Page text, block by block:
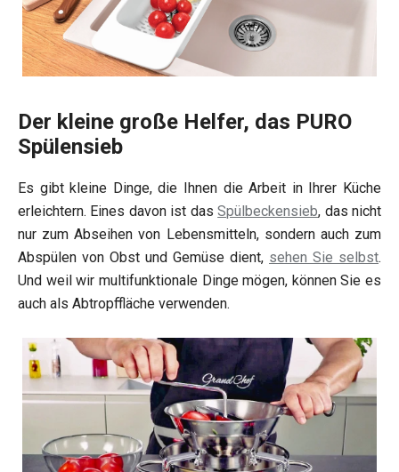
Der kleine große Helfer, das PURO
Spülensieb
Es gibt kleine Dinge, die Ihnen die Arbeit in Ihrer Küche
erleichtern. Eines davon ist dasSpülbeckensieb, das nicht
nur zum Abseihen von Lebensmitteln, sondern auch zum
Abspülen von Obst und Gemüse dient, sehen Sie selbst.
Und weil wir multifunktionale Dinge mögen, können Sie es
auch als Abtropffläche verwenden.